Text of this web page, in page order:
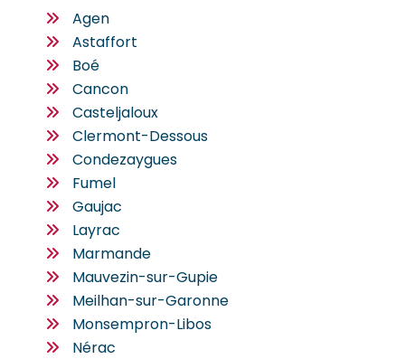
Agen
Astaffort
Boé
Cancon
Casteljaloux
Clermont-Dessous
Condezaygues
Fumel
Gaujac
Layrac
Marmande
Mauvezin-sur-Gupie
Meilhan-sur-Garonne
Monsempron-Libos
Nérac